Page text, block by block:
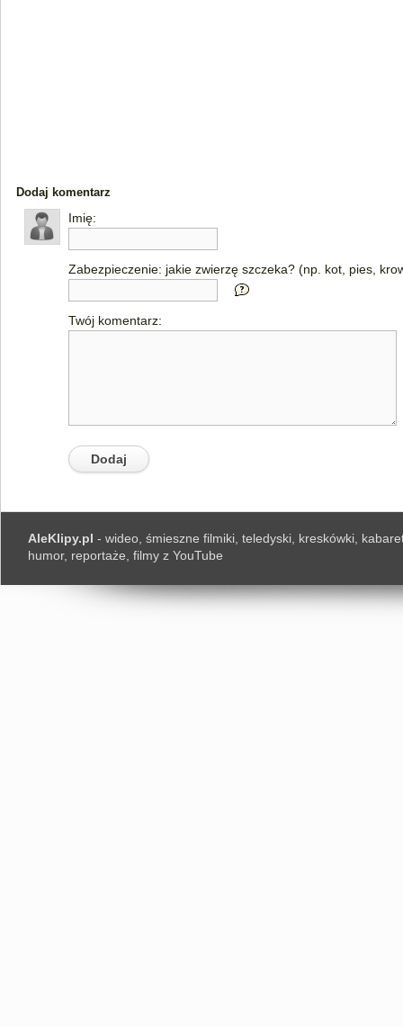
Dodaj komentarz
Imię:
Zabezpieczenie: jakie zwierzę szczeka? (np. kot, pies,
Twój komentarz:
AleKlipy.pl - wideo, śmieszne filmiki, teledyski, kreskówki,
humor, reportaże, filmy z YouTube